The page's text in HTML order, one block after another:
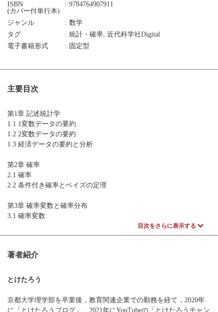
ISBN
(カバー付単行本)
9784764907911
ジャンル
数学
タグ
統計・確率, 近代科学社Digital
電子書籍形式
固定型
主要目次
第1章 記述統計学
1.1 1変数データの要約
1.2 2変数データの要約
1.3 経済データの要約と分析
第2章 確率
2.1 確率
2.2 条件付き確率とベイズの定理
第3章 確率変数と確率分布
3.1 確率変数
3.3 正規分布
3.5 その他の重要な確率分布
第4章 区間推定
4.2 その他の区間推定
目次をさらに表示する
著者紹介
とけたろう
京都大学理学部を卒業後，教育関連企業での勤務を経て，2020年
に「とけたろうブログ」，2021年にYouTubeの「とけたろうチャン